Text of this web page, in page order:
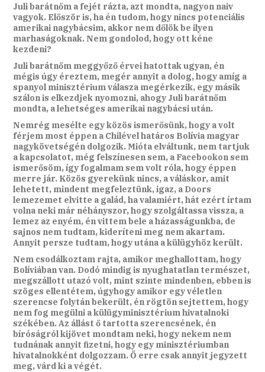
Juli barátnőm a fejét rázta, azt mondta, nagyon naiv
vagyok. Először is, ha én tudom, hogy nincs potenciális
amerikai nagybácsim, akkor nem dőlök be ilyen
marhaságoknak. Nem gondolod, hogy ott kéne
kezdeni?
Juli barátnőm meggyőző érvei hatottak ugyan, én
mégis úgy éreztem, megér annyit a dolog, hogy amíg a
spanyol minisztérium válasza megérkezik, egy másik
szálon is elkezdjek nyomozni, ahogy Juli barátnőm
mondta, a lehetséges amerikai nagybácsi után.
Nemrég mesélte egy közös ismerősünk, hogy a volt
férjem most éppen a Chilével határos Bolívia magyar
nagykövetségén dolgozik. Mióta elváltunk, nem tartjuk
a kapcsolatot, még felszínesen sem, a Facebookon sem
ismerősöm, így fogalmam sem volt róla, hogy éppen
merre jár. Közös gyerekünk nincs, a váláskor, amit
lehetett, mindent megfeleztünk, igaz, a Doors
lemezemet elvitte a galád, ha valamiért, hát ezért írtam
volna neki már néhányszor, hogy szolgáltassa vissza, a
lemez az enyém, én vittem bele a házasságunkba, de
sajnos nem tudtam, kideríteni meg nem akartam.
Annyit persze tudtam, hogy utána a külügyhöz került.
Nem csodálkoztam rajta, amikor meghallottam, hogy
Bolíviában van. Dodó mindig is nyughatatlan természet,
megszállott utazó volt, mint szinte mindenben, ebben is
szöges ellentétem, úgyhogy amikor egy véletlen
szerencse folytán bekerült, én rögtön sejtettem, hogy
nem fog megülni a külügyminisztérium hivatalnoki
székében. Az állást ő tartotta szerencsének, én
bíróságról kijövet mondtam neki, hogy nekem nem
tudnának annyit fizetni, hogy egy minisztériumban
hivatalnokként dolgozzam. Ő erre csak annyit jegyzett
meg, várd ki a végét.